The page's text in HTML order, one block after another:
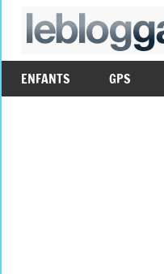
Aller
ENFANTS GPS